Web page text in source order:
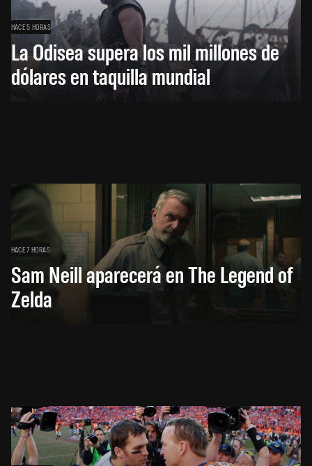
HACE 5 HORAS
La Odisea supera los mil millones de
dólares en taquilla mundial
HACE 7 HORAS
Sam Neill aparecerá en The Legend of
Zelda